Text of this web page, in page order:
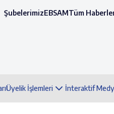
ŞubelerimizEBSAMTüm
Üyelik İşlemleri İnteraktif